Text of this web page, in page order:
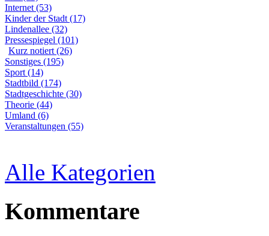
Internet (53)
Kinder der Stadt (17)
Lindenallee (32)
Pressespiegel (101)
Kurz notiert (26)
Sonstiges (195)
Sport (14)
Stadtbild (174)
Stadtgeschichte (30)
Theorie (44)
Umland (6)
Veranstaltungen (55)
Alle Kategorien
Kommentare